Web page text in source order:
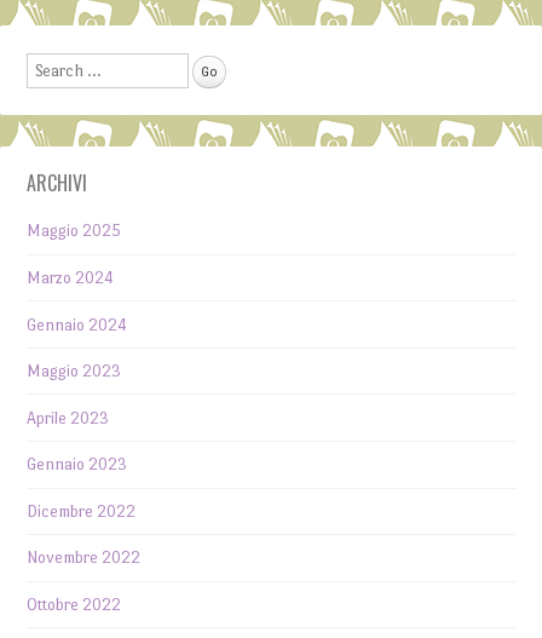
Post navigation
Search
ARCHIVI
Maggio 2025
Marzo 2024
Gennaio 2024
Maggio 2023
Aprile 2023
Gennaio 2023
Dicembre 2022
Novembre 2022
Ottobre 2022